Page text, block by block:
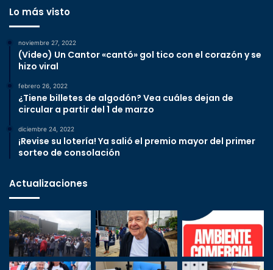
Lo más visto
noviembre 27, 2022
(Video) Un Cantor «cantó» gol tico con el corazón y se
hizo viral
febrero 26, 2022
¿Tiene billetes de algodón? Vea cuáles dejan de
circular a partir del 1 de marzo
diciembre 24, 2022
¡Revise su lotería! Ya salió el premio mayor del primer
sorteo de consolación
Actualizaciones